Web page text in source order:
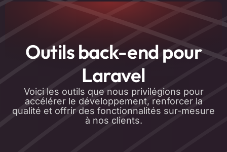
Outils back-end pour
Laravel
Voici les outils que nous privilégions pour
accélérer le développement, renforcer la
qualité et offrir des fonctionnalités sur-mesure
à nos clients.